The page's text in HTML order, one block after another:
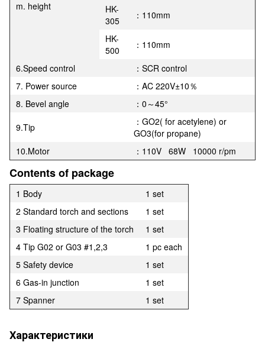
m. height
HK-
305
：110mm
HK-
500
：110mm
6.Speed control
：SCR control
7. Power source
：AC 220V±10％
8. Bevel angle
：0～45°
9.Tip
：GO2( for acetylene) or
GO3(for propane)
10.Motor
：110V 68W 10000 r/pm
Contents of package
1 Body
1 set
2 Standard torch and sections
1 set
3 Floating structure of the torch
1 set
4 Tip G02 or G03 #1,2,3
1 pc each
5 Safety device
1 set
6 Gas-in junction
1 set
7 Spanner
1 set
Характеристики